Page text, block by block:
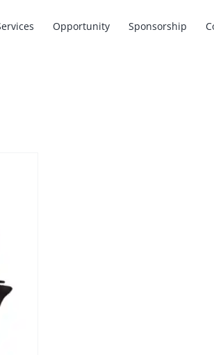
Opportunity Sponsorship